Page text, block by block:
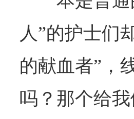
人”的护士们
的献血者”，
吗？那个给